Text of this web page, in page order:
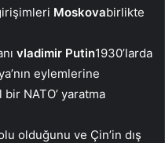
Moskovabirlikte
vladimir Putin1930’larda
eylemlerine
NATO’ yaratma
olduğunu ve Çin’in dış